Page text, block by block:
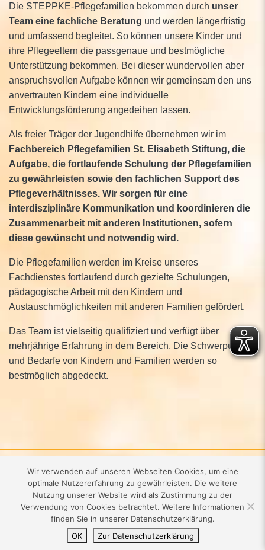
Die STEPPKE-Pflegefamilien bekommen durch unser
Team eine fachliche Beratung und werden längerfristig
und umfassend begleitet. So können unsere Kinder und
ihre Pflegeeltern die passgenaue und bestmögliche
Unterstützung bekommen. Bei dieser wundervollen aber
anspruchsvollen Aufgabe können wir gemeinsam den uns
anvertrauten Kindern eine individuelle
Entwicklungsförderung angedeihen lassen.
Als freier Träger der Jugendhilfe übernehmen wir im
Fachbereich Pflegefamilien St. Elisabeth Stiftung, die
Aufgabe, die fortlaufende Schulung der Pflegefamilien
zu gewährleisten sowie den fachlichen Support des
Pflegeverhältnisses. Wir sorgen für eine
interdisziplinäre Kommunikation und koordinieren die
Zusammenarbeit mit anderen Institutionen, sofern
diese gewünscht und notwendig wird.
Die Pflegefamilien werden im Kreise unseres
Fachdienstes fortlaufend durch gezielte Schulungen,
pädagogische Arbeit mit den Kindern und
Austauschmöglichkeiten mit anderen Familien gefördert.
Das Team ist vielseitig qualifiziert und verfügt über
mehrjährige Erfahrung in dem Bereich. Die Schwerpunkte
und Bedarfe von Kindern und Familien werden so
bestmöglich abgedeckt.
Kontakt · Impressum · Datenschutz ·
St. Elisabeth Stiftung · Palaisstraße 27 · 32756 Detmold · 05231 .
740-710
Wir verwenden auf unseren Webseiten Cookies, um eine
optimale Nutzererfahrung zu gewährleisten. Die weitere
Nutzung unserer Website wird als Zustimmung zu der
Verwendung von Cookies betrachtet. Weitere Informationen
finden Sie in unserer Datenschutzerklärung.
OK
Zur Datenschutzerklärung